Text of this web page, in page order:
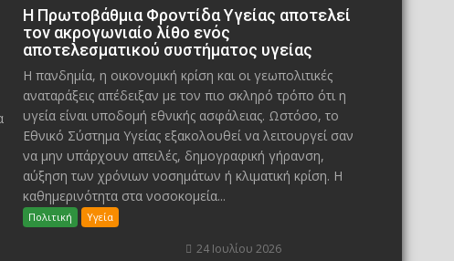
Η Πρωτοβάθμια Φροντίδα Υγείας αποτελεί
τον ακρογωνιαίο λίθο ενός
αποτελεσματικού συστήματος υγείας
Η πανδημία, η οικονομική κρίση και οι γεωπολιτικές
αναταράξεις απέδειξαν με τον πιο σκληρό τρόπο ότι η
υγεία είναι υποδομή εθνικής ασφάλειας. Ωστόσο, το
Εθνικό Σύστημα Υγείας εξακολουθεί να λειτουργεί σαν
να μην υπάρχουν απειλές, δημογραφική γήρανση,
αύξηση των χρόνιων νοσημάτων ή κλιματική κρίση. Η
καθημερινότητα στα νοσοκομεία...
Πολιτική Υγεία
24 Ιουλίου 2026